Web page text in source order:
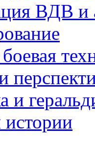
ВДВ и
и